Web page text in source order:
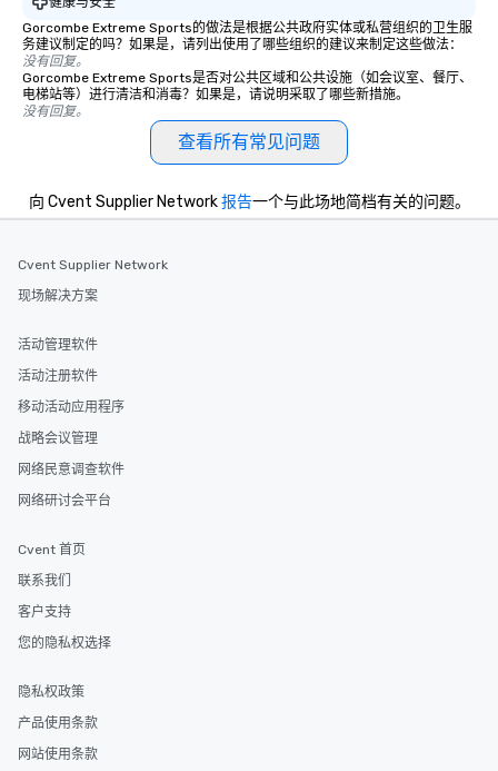
Gorcombe Extreme Sports的做法是根据公共政府实体或私营组织的卫生服
务建议制定的吗？如果是，请列出使用了哪些组织的建议来制定这些做法：
没有回复。
Gorcombe Extreme Sports是否对公共区域和公共设施（如会议室、餐厅、
电梯站等）进行清洁和消毒？如果是，请说明采取了哪些新措施。
没有回复。
查看所有常见问题
向 Cvent Supplier Network报告一个与此场地简档有关的问题。
Cvent Supplier Network
现场解决方案
活动管理软件
活动注册软件
移动活动应用程序
战略会议管理
网络民意调查软件
网络研讨会平台
Cvent 首页
联系我们
客户支持
您的隐私权选择
隐私权政策
产品使用条款
网站使用条款